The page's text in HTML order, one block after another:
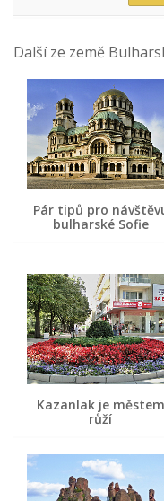
Další ze země
Pár tipů pro
bulharské Sofie
Kazanlak je městem
růží